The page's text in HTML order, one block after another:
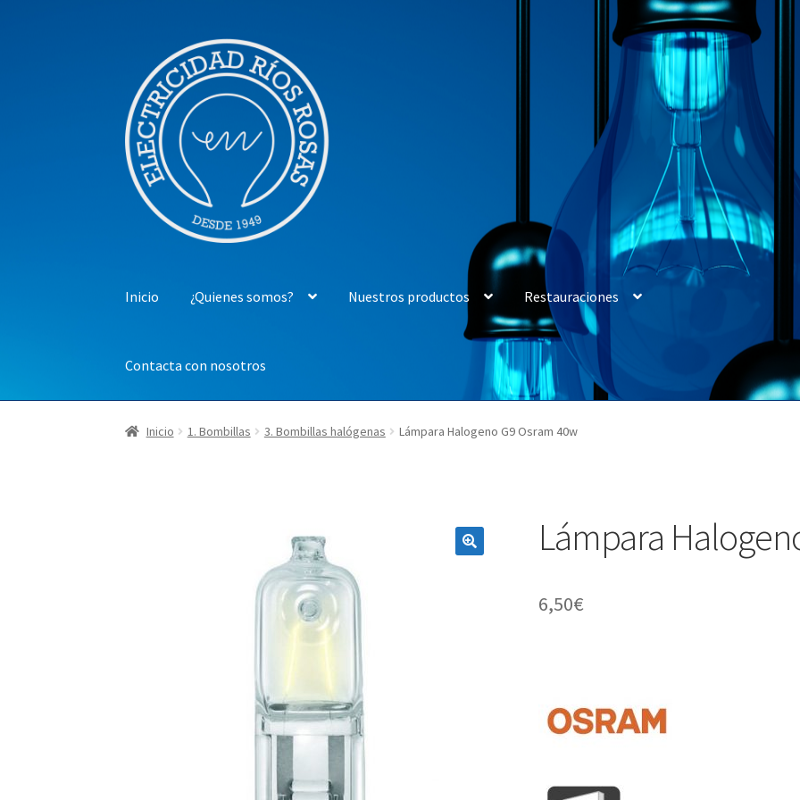
la
navegación
contenido
Inicio ¿Quienes somos? Nuestros productos Restauraciones
Contacta con nosotros
Inicio 1. Bombillas 3. Bombillas halógenas Lámpara Halogeno G9 Osram 40w
Lámpara
6,50€